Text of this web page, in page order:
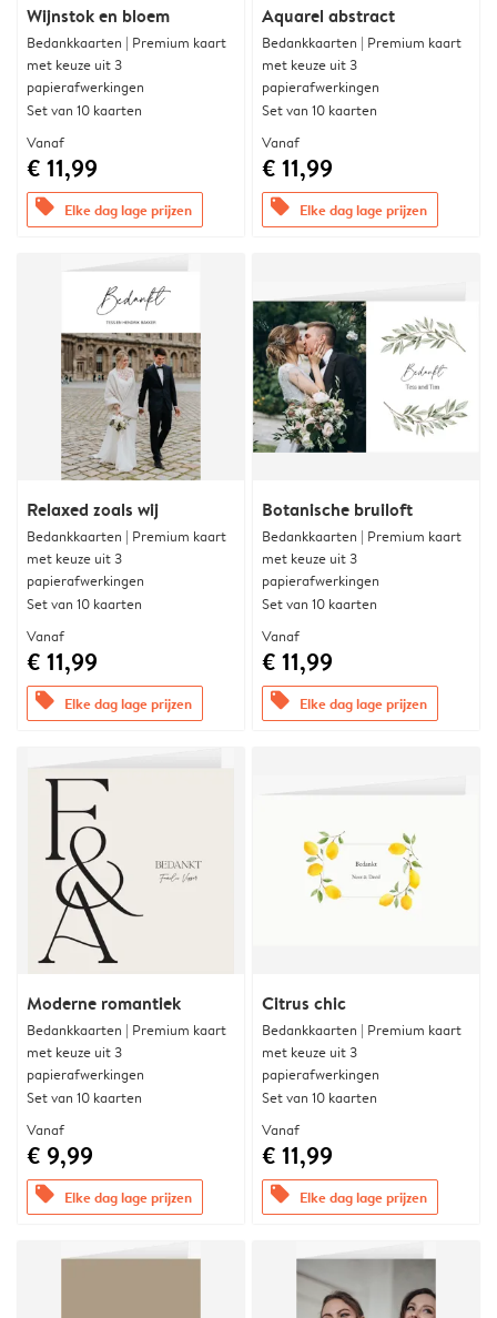
Wijnstok en bloem
Bedankkaarten | Premium kaart
met keuze uit 3
papierafwerkingen
Set van 10 kaarten
Vanaf
€ 11,99
offers Elke dag lage prijzen
Aquarel abstract
Bedankkaarten | Premium kaart
met keuze uit 3
papierafwerkingen
Set van 10 kaarten
Vanaf
€ 11,99
offers Elke dag lage prijzen
Relaxed zoals wij
Bedankkaarten | Premium kaart
met keuze uit 3
papierafwerkingen
Set van 10 kaarten
Vanaf
€ 11,99
offers Elke dag lage prijzen
Botanische bruiloft
Bedankkaarten | Premium kaart
met keuze uit 3
papierafwerkingen
Set van 10 kaarten
Vanaf
€ 11,99
offers Elke dag lage prijzen
Moderne romantiek
Bedankkaarten | Premium kaart
met keuze uit 3
papierafwerkingen
Set van 10 kaarten
Vanaf
€ 9,99
offers Elke dag lage prijzen
Citrus chic
Bedankkaarten | Premium kaart
met keuze uit 3
papierafwerkingen
Set van 10 kaarten
Vanaf
€ 11,99
offers Elke dag lage prijzen